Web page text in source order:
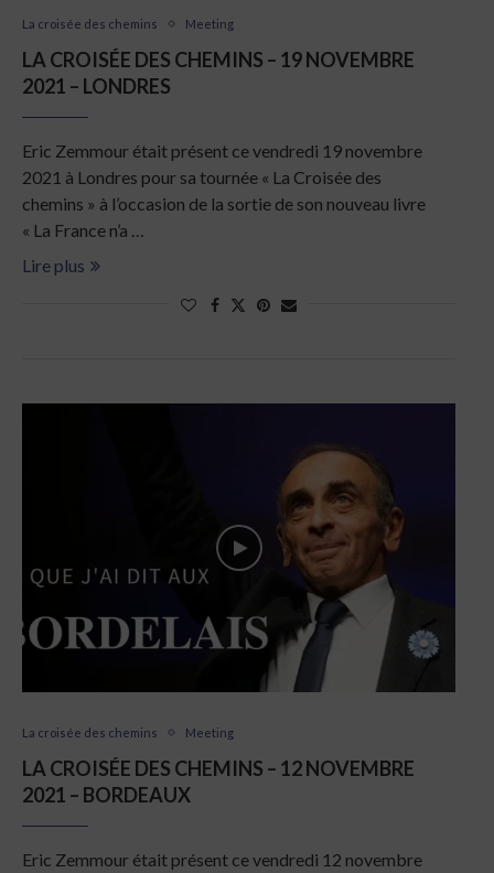
La croisée des chemins Meeting
LA CROISÉE DES CHEMINS – 19 NOVEMBRE
2021 – LONDRES
Eric Zemmour était présent ce vendredi 19 novembre
2021 à Londres pour sa tournée « La Croisée des
chemins » à l’occasion de la sortie de son nouveau livre
« La France n’a …
Lire plus
La croisée des chemins Meeting
LA CROISÉE DES CHEMINS – 12 NOVEMBRE
2021 – BORDEAUX
Eric Zemmour était présent ce vendredi 12 novembre